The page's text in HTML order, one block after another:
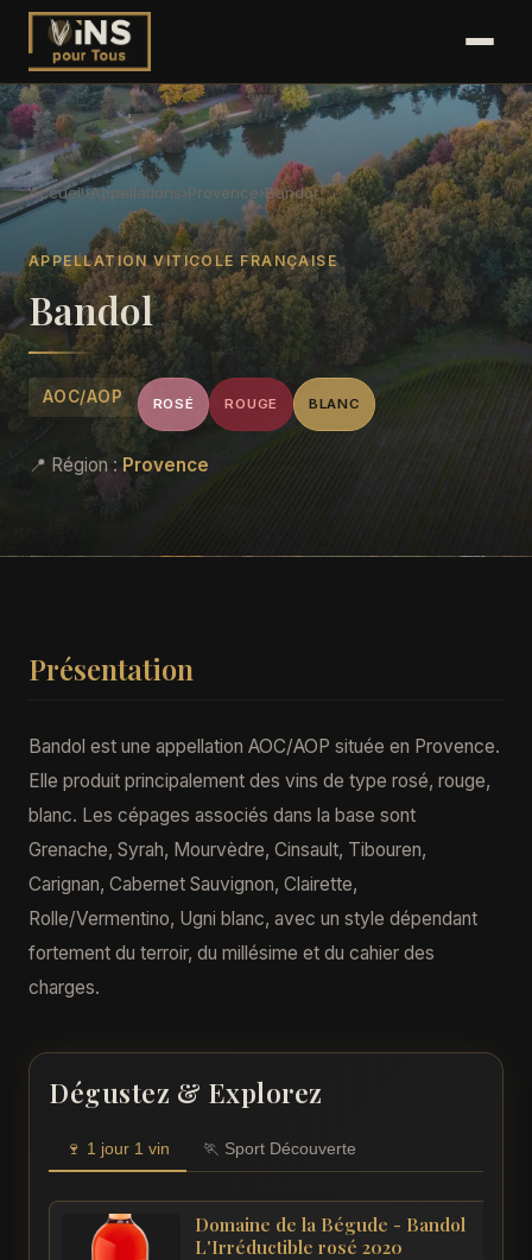
Accueil›Appellations›Provence›Bandol
APPELLATION VITICOLE FRANÇAISE
Bandol
AOC/AOP ROSÉ ROUGE BLANC
📍 Région :Provence
Présentation
Bandol est une appellation AOC/AOP située en Provence.
Elle produit principalement des vins de type rosé, rouge,
blanc. Les cépages associés dans la base sont
Grenache, Syrah, Mourvèdre, Cinsault, Tibouren,
Carignan, Cabernet Sauvignon, Clairette,
Rolle/Vermentino, Ugni blanc, avec un style dépendant
fortement du terroir, du millésime et du cahier des
charges.
Dégustez & Explorez
🍷 1 jour 1 vin 🏃 Sport Découverte
Domaine de la Bégude - Bandol
L'Irréductible rosé 2020